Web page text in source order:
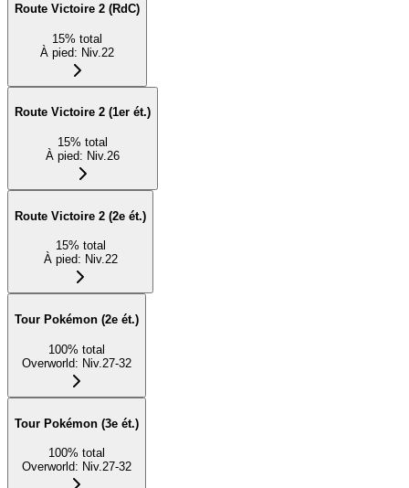
Route Victoire 2 (RdC)
15% total
À pied: Niv.22
Route Victoire 2 (1er ét.)
15% total
À pied: Niv.26
Route Victoire 2 (2e ét.)
15% total
À pied: Niv.22
Tour Pokémon (2e ét.)
100% total
Overworld: Niv.27-32
Tour Pokémon (3e ét.)
100% total
Overworld: Niv.27-32